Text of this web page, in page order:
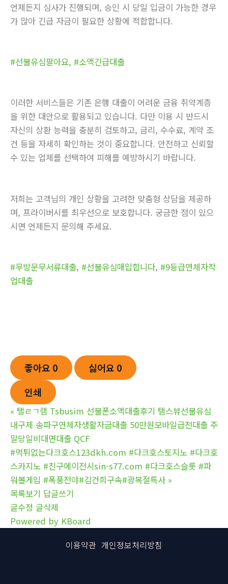
언제든지 심사가 진행되며, 승인 시 당일 입금이 가능한 경우
가 많아 긴급 자금이 필요한 상황에 적합합니다.
#선불유심팔아요, #소액긴급대출
이러한 서비스들은 기존 은행 대출이 어려운 금융 취약계층
을 위한 대안으로 활용되고 있습니다. 다만 이용 시 반드시
자신의 상환 능력을 충분히 검토하고, 금리, 수수료, 계약 조
건 등을 자세히 확인하는 것이 중요합니다. 안전하고 신뢰할
수 있는 업체를 선택하여 피해를 예방하시기 바랍니다.
저희는 고객님의 개인 상황을 고려한 맞춤형 상담을 제공하
며, 프라이버시를 최우선으로 보호합니다. 궁금한 점이 있으
시면 언제든지 문의해 주세요.
#무방문무서류대출, #선불유심매입합니다, #9등급연체자작
업대출
좋아요 0 싫어요 0
인쇄
« 탤ㄹㄱ램 Tsbusim 선불폰소액대출후기 탬스뷰선불유심
내구제 송파구연체자생활자금대출 50만원모바일급전대출 주
말당일비대면대출 QCF
#먹튀없는다크호스123dkh.com #다크호스토지노 #다크호
스카지노 #친구에이전시sin-s77.com #다크호스슬롯 #파
워볼게임 #폭풍전야#김건희구속#광복절특사 »
목록보기 답글쓰기
글수정 글삭제
Powered by KBoard
이용약관 개인정보처리방침